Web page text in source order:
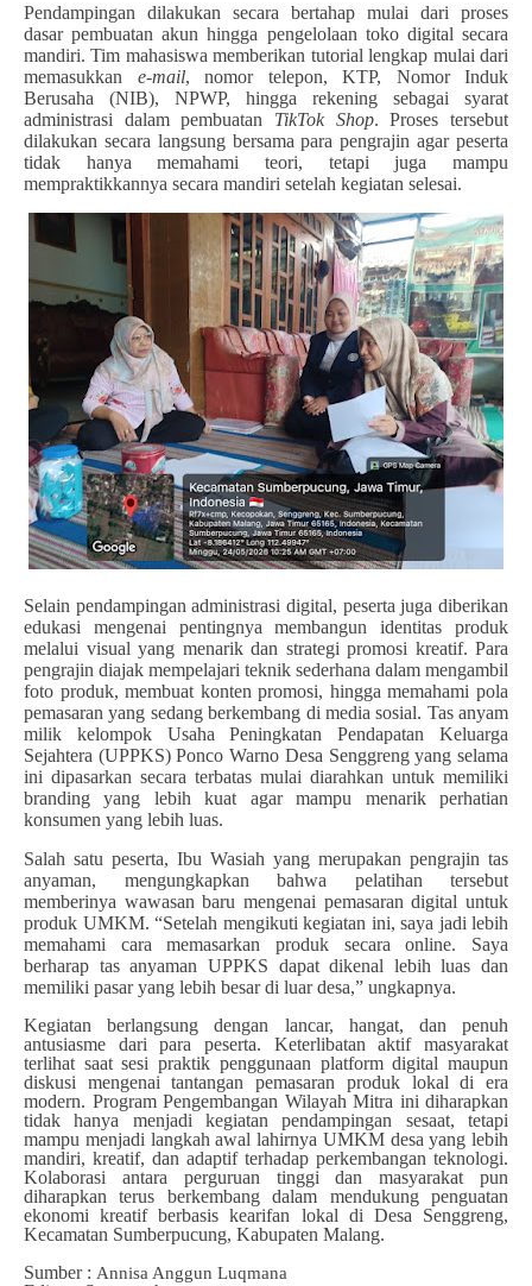
Pendampingan dilakukan secara bertahap mulai dari proses
dasar pembuatan akun hingga pengelolaan toko digital secara
mandiri. Tim mahasiswa memberikan tutorial lengkap mulai dari
memasukkan e-mail, nomor telepon, KTP, Nomor Induk
Berusaha (NIB), NPWP, hingga rekening sebagai syarat
administrasi dalam pembuatan TikTok Shop. Proses tersebut
dilakukan secara langsung bersama para pengrajin agar peserta
tidak hanya memahami teori, tetapi juga mampu
mempraktikkannya secara mandiri setelah kegiatan selesai.
Selain pendampingan administrasi digital, peserta juga diberikan
edukasi mengenai pentingnya membangun identitas produk
melalui visual yang menarik dan strategi promosi kreatif. Para
pengrajin diajak mempelajari teknik sederhana dalam mengambil
foto produk, membuat konten promosi, hingga memahami pola
pemasaran yang sedang berkembang di media sosial. Tas anyam
milik kelompok Usaha Peningkatan Pendapatan Keluarga
Sejahtera (UPPKS) Ponco Warno Desa Senggreng yang selama
ini dipasarkan secara terbatas mulai diarahkan untuk memiliki
branding yang lebih kuat agar mampu menarik perhatian
konsumen yang lebih luas.
Salah satu peserta, Ibu Wasiah yang merupakan pengrajin tas
anyaman, mengungkapkan bahwa pelatihan tersebut
memberinya wawasan baru mengenai pemasaran digital untuk
produk UMKM. “Setelah mengikuti kegiatan ini, saya jadi lebih
memahami cara memasarkan produk secara online. Saya
berharap tas anyaman UPPKS dapat dikenal lebih luas dan
memiliki pasar yang lebih besar di luar desa,” ungkapnya.
Kegiatan berlangsung dengan lancar, hangat, dan penuh
antusiasme dari para peserta. Keterlibatan aktif masyarakat
terlihat saat sesi praktik penggunaan platform digital maupun
diskusi mengenai tantangan pemasaran produk lokal di era
modern. Program Pengembangan Wilayah Mitra ini diharapkan
tidak hanya menjadi kegiatan pendampingan sesaat, tetapi
mampu menjadi langkah awal lahirnya UMKM desa yang lebih
mandiri, kreatif, dan adaptif terhadap perkembangan teknologi.
Kolaborasi antara perguruan tinggi dan masyarakat pun
diharapkan terus berkembang dalam mendukung penguatan
ekonomi kreatif berbasis kearifan lokal di Desa Senggreng,
Kecamatan Sumberpucung, Kabupaten Malang.
Sumber : Annisa Anggun Luqmana